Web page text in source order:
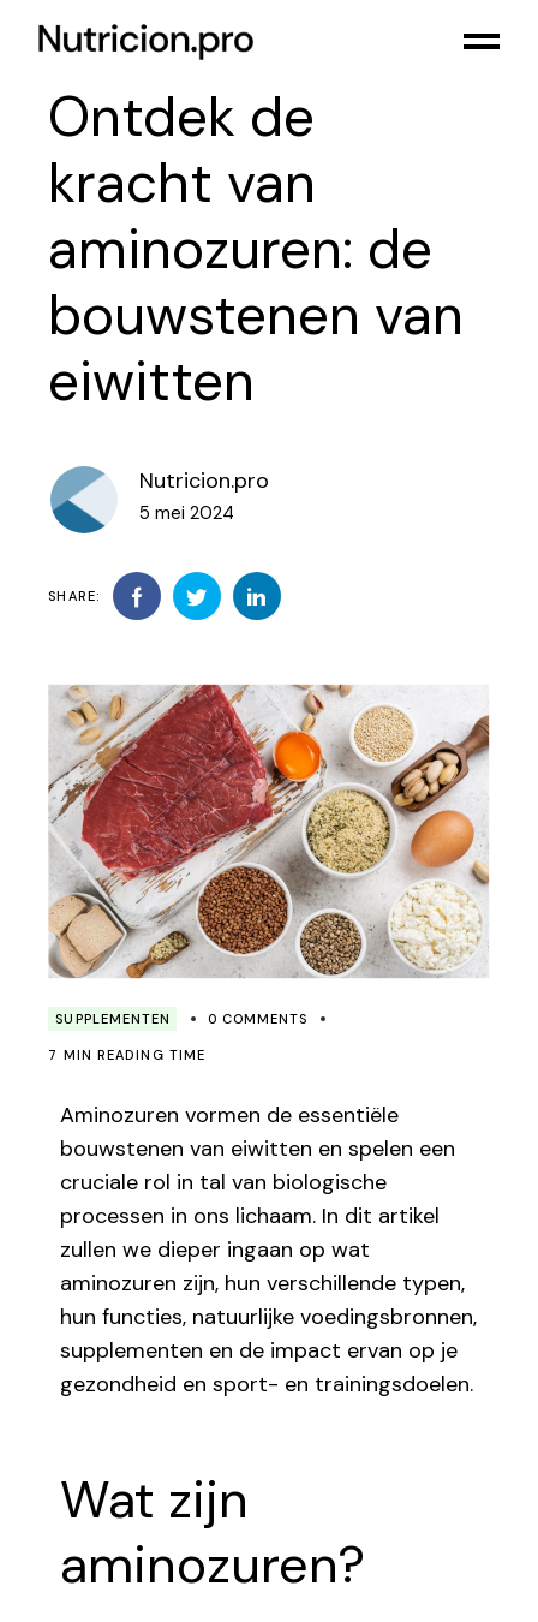
Ontdek de
kracht van
aminozuren: de
bouwstenen van
eiwitten
Nutricion.pro
5 mei 2024
SHARE:
SUPPLEMENTEN 0 COMMENTS
7 MIN READING TIME
Aminozuren vormen de essentiële
bouwstenen van eiwitten en spelen een
cruciale rol in tal van biologische
processen in ons lichaam. In dit artikel
zullen we dieper ingaan op wat
aminozuren zijn, hun verschillende typen,
hun functies, natuurlijke voedingsbronnen,
supplementen en de impact ervan op je
gezondheid en sport- en trainingsdoelen.
Wat zijn
aminozuren?